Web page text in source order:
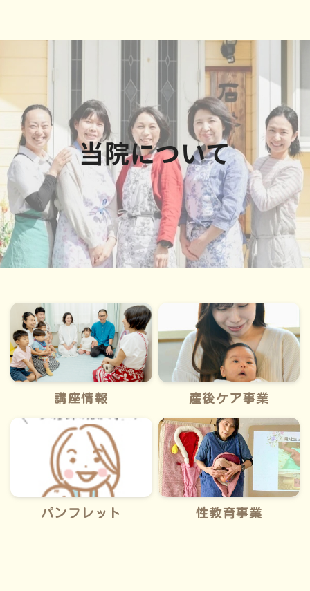
当院について
講座情報 産後ケア事業
パンフレット 性教育事業